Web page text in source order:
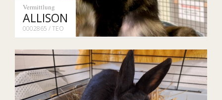
Vermittlung
ALLISON
0002865 / TEO